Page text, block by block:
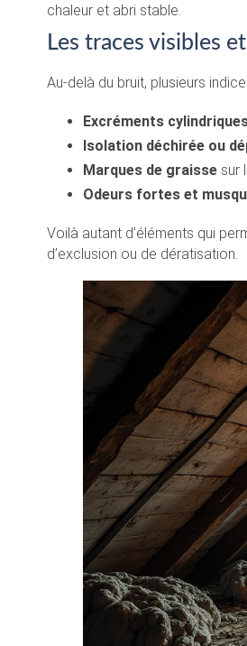
chaleur et abri stable.
Les traces visibles
Au-delà du bruit, plusieurs
Excréments
Isolation déchirée ou
Marques de graisse sur
Odeurs fortes et
Voilà autant d’éléments qui
d’exclusion ou de dératisation.